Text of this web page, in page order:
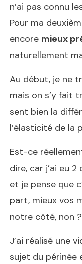
n’ai pas connu
Pour ma
encore mieux
naturellement
Au début, je ne
mais on s’y fait
sent bien la
l’élasticité de la
Est-ce
dire, car j’ai eu
et je pense que
part, mieux vos
notre côté, non ?
J’ai réalisé une
sujet du périnée